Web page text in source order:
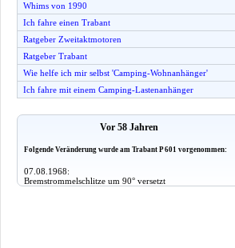
Whims von 1990
Ich fahre einen Trabant
Ratgeber Zweitaktmotoren
Ratgeber Trabant
Wie helfe ich mir selbst 'Camping-Wohnanhänger'
Ich fahre mit einem Camping-Lastenanhänger
Vor 58 Jahren
Folgende Veränderung wurde am Trabant P 601 vorgenommen:
07.08.1968:
Bremstrommelschlitze um 90° versetzt